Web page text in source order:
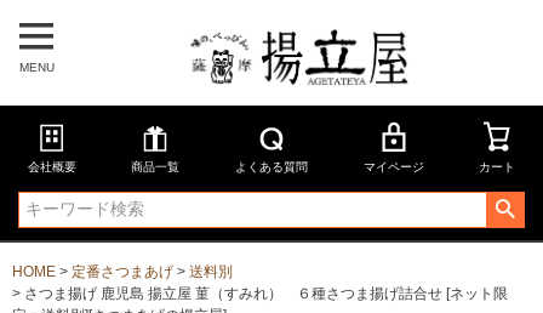
MENU
会社概要 商品一覧 よくある質問 マイページ カート
HOME 定番さつまあげ
送料別
さつま揚げ 鹿児島 揚立屋 菫（すみれ） ６種さつま揚げ詰合せ [ネット限